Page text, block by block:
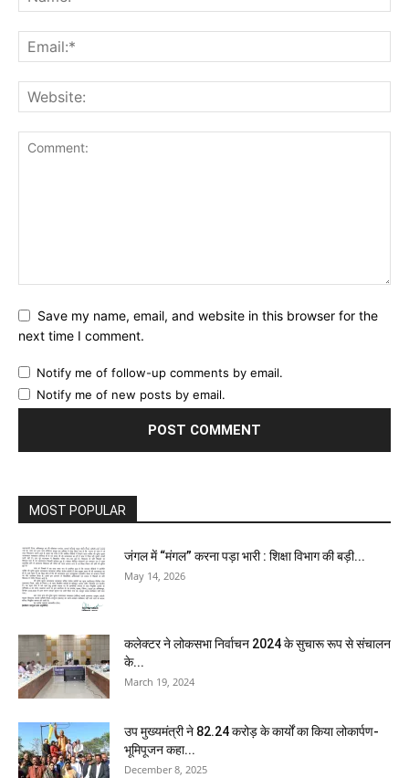
Save my name, email, and website in this browser for the
next time I comment.
Notify me of follow-up comments by email.
Notify me of new posts by email.
MOST POPULAR
जंगल में “मंगल” करना पड़ा भारी : शिक्षा विभाग की बड़ी...
May 14, 2026
कलेक्टर ने लोकसभा निर्वाचन 2024 के सुचारू रूप से संचालन
के...
March 19, 2024
उप मुख्यमंत्री ने 82.24 करोड़ के कार्यों का किया लोकार्पण-
भूमिपूजन कहा...
December 8, 2025